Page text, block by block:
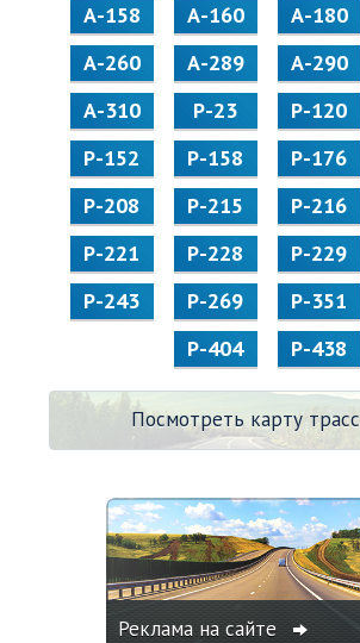
А-158
А-160 А-180
А-260
А-289 А-290
А-310
Р-23 Р-120
Р-152
Р-158 Р-176
Р-208
Р-215 Р-216
Р-221
Р-228 Р-229
Р-243
Р-269 Р-351
Р-404
Р-438
Посмотреть карту трасс
Реклама на сайте